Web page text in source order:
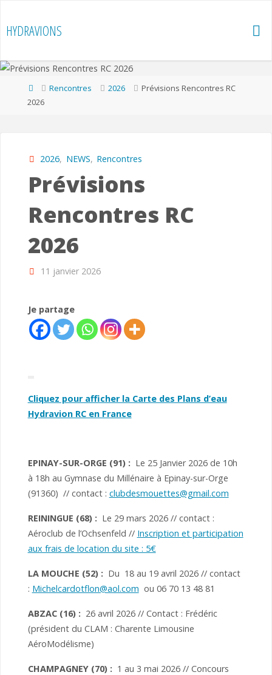
content
HYDRAVIONS
HomeRencontres 2026
Prévisions Rencontres RC
2026
2026, NEWS, Rencontres
Prévisions
Rencontres RC
2026
11 janvier 2026
Je partage
Cliquez pour afficher la Carte des Plans d’eau
Hydravion RC en France
EPINAY-SUR-ORGE (91) : Le 25 Janvier 2026 de 10h
à 18h au Gymnase du Millénaire à Epinay-sur-Orge
(91360) // contact : clubdesmouettes@gmail.com
REININGUE (68) : Le 29 mars 2026 // contact :
Aéroclub de l’Ochsenfeld // Inscription et participation
aux frais de location du site : 5€
LA MOUCHE (52) : Du 18 au 19 avril 2026 // contact
: Michelcardotflon@aol.com ou 06 70 13 48 81
ABZAC (16) : 26 avril 2026 // Contact : Frédéric
(président du CLAM : Charente Limousine
AéroModélisme)
CHAMPAGNEY (70) : 1 au 3 mai 2026 // Concours